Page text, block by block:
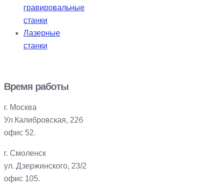
гравировальные
станки
Лазерные
станки
Время работы
г. Москва
Ул Калибровская, 22б
офис 52.
г. Смоленск
ул. Дзержинского, 23/2
офис 105.